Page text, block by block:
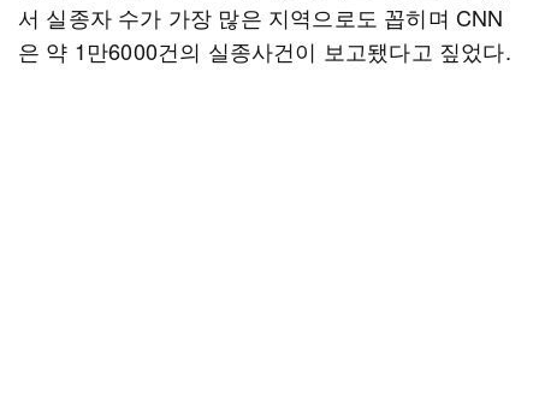
서 실종자 수가 가장 많은 지역으로도 꼽히며 CNN
은 약 1만6000건의 실종사건이 보고됐다고 짚었다.